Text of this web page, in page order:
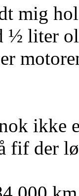
mig
½ liter
ikke
fif der